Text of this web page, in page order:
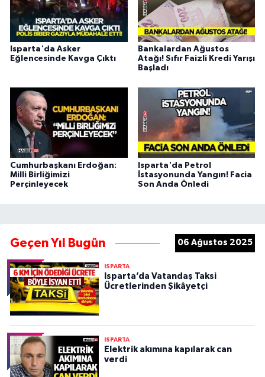
Isparta'da Asker
Eğlencesinde Kavga Çıktı
Bankalardan Ağustos
Atağı! Sıfır Faizli Kredi Yarışı
Başladı
Cumhurbaşkanı Erdoğan:
Milli Birliğimizi
Perçinleyecek
Isparta'da Petrol
İstasyonunda Yangın! Facia
Son Anda Önledi
Geçen Yıl Bugün 06 Ağustos 2025
ISPARTA
Isparta’da Vatandaş Taksi
Ücretlerinden Şikâyetçi
ISPARTA
Elektrik akımına kapılarak can
verdi